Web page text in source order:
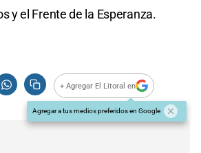
y el Frente de la Esperanza.
+ Agregar El Litoral en
Agregar a tus medios preferidos en Google